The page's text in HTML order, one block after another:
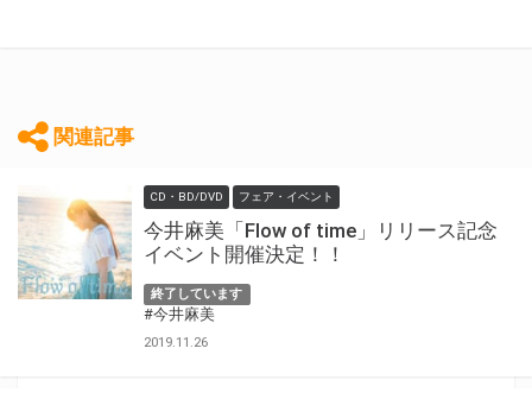
関連記事
CD・BD/DVD フェア・イベント
今井麻美「Flow of time」リリース記念
イベント開催決定！！
終了しています
#今井麻美
2019.11.26